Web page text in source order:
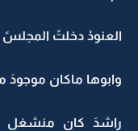
العنودْ دخلتً المجلسً
وابوها ماكان موجودَ
راشدَ كان منشغل